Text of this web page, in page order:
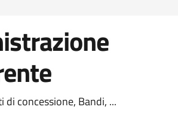
di concessione, Bandi, ...